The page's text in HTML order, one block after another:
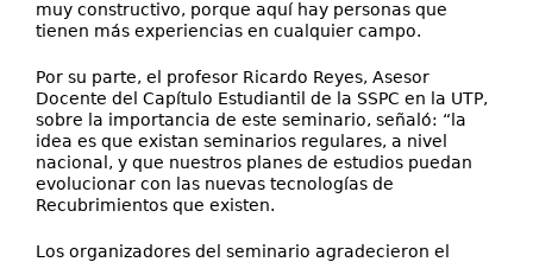
muy constructivo, porque aquí hay personas que
tienen más experiencias en cualquier campo.
Por su parte, el profesor Ricardo Reyes, Asesor
Docente del Capítulo Estudiantil de la SSPC en la UTP,
sobre la importancia de este seminario, señaló: “la
idea es que existan seminarios regulares, a nivel
nacional, y que nuestros planes de estudios puedan
evolucionar con las nuevas tecnologías de
Recubrimientos que existen.
Los organizadores del seminario agradecieron el